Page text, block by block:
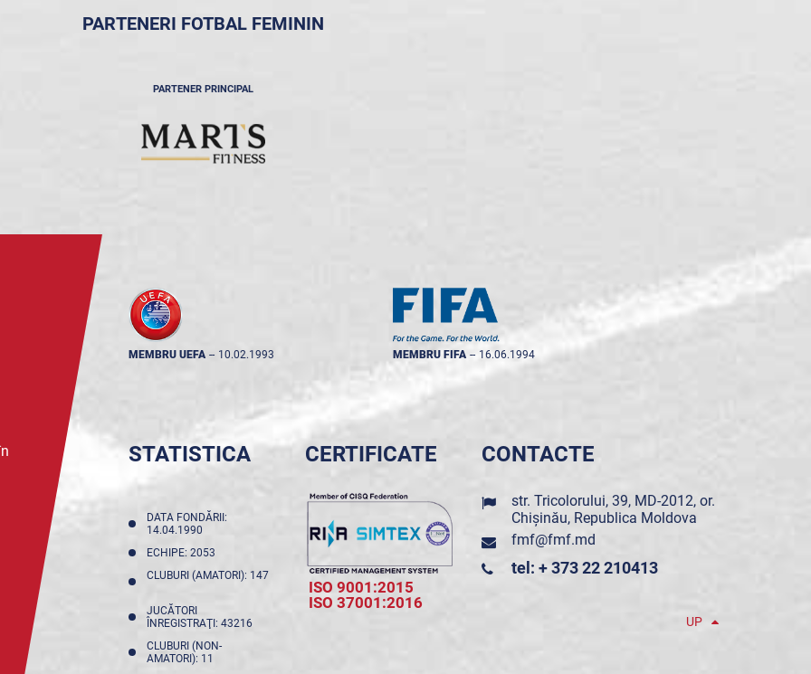
PARTENERI FOTBAL FEMININ
PARTENER PRINCIPAL
MEMBRU UEFA -- 10.02.1993 MEMBRU FIFA -- 16.06.1994
STATISTICA
DATA FONDĂRII:
14.04.1990
ECHIPE: 2053
CLUBURI (AMATORI): 147
JUCĂTORI
ÎNREGISTRAŢI: 43216
CLUBURI (NON-
AMATORI): 11
CERTIFICATE
ISO 9001:2015
ISO 37001:2016
CONTACTE
str. Tricolorului, 39, MD-2012, or.
Chișinău, Republica Moldova
fmf@fmf.md
tel: + 373 22 210413
UP